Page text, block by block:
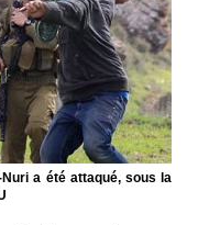
a été attaqué, sous la